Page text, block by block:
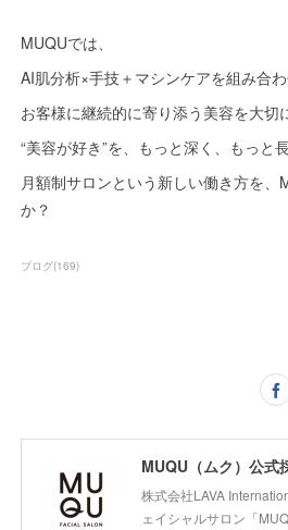
MUQUでは、
AI肌分析×手技＋マシンケアを組み合わ
お客様に継続的に寄り添う美容を大切
“美容が好き”を、もっと深く、もっと長
月額制サロンという新しい働き方を、
か？
ブログ(169)
MUQU（ムク）公式
株式会社LAVA
ェイシャルサロン「